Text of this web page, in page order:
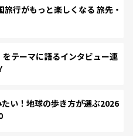
行がもっと楽しくなる 旅先・
テーマに語るインタビュー連
い！地球の歩き方が選ぶ2026